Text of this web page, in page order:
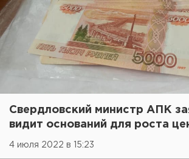
Свердловский министр АПК
видит оснований для роста
4 июля 2022 в 15:23